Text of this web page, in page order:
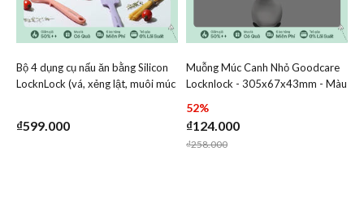
Add Bộ 4 dụng cụ nấu ăn bằng Silicon LocknLock (vá,
Add Bộ 4 dụng cụ nấu ăn bằng Silicon
Bộ 4 dụng cụ nấu ăn bằng Silicon
LocknLock (vá, xẻng lật, muôi múc
₫599.000
Add Muỗng Múc Canh
Add
Muỗng Múc Canh Nhỏ Goodcare
Locknlock - 305x67x43mm - Màu
52%
₫124.000
Price reduced from
₫258.000to